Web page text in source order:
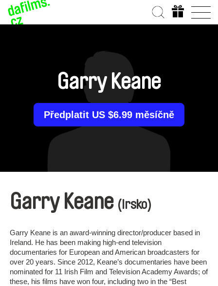
Garry Keane
Předplatit US $6.99 měsíčně
Garry Keane (Irsko)
Garry Keane is an award-winning director/producer based in
Ireland. He has been making high-end television
documentaries for European and American broadcasters for
over 20 years. Since 2012, Keane’s documentaries have been
nominated for 11 Irish Film and Television Academy Awards; of
these, his films have won four, including two in the “Best